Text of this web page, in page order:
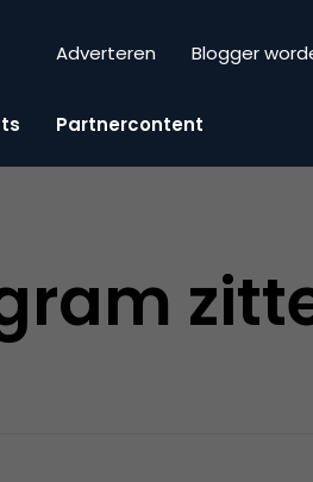
Adverteren Blogger
Partnercontent